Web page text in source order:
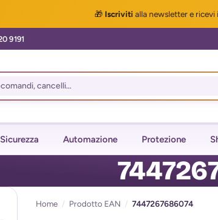
🎁 Iscriviti alla newslettere ricevi
Sicurezza Automazione Protezione
Home / Prodotto EAN / 7447267686074